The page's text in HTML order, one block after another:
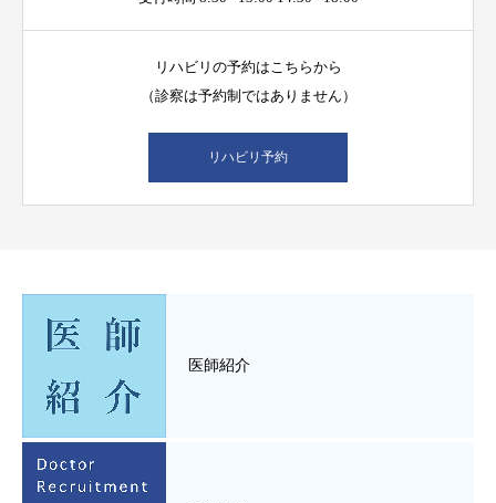
リハビリの予約はこちらから
（診察は予約制ではありません）
リハビリ予約
医師紹介